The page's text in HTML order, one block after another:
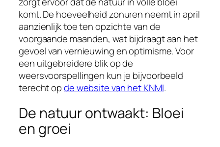
komt. De hoeveelheid zonuren neemt in april
aanzienlijk toe ten opzichte van de
voorgaande maanden, wat bijdraagt aan het
gevoel van vernieuwing en optimisme. Voor
een uitgebreidere blik op de
weersvoorspellingen kun je bijvoorbeeld
terecht opde website van het KNMI.
De natuur ontwaakt: Bloei
en groei